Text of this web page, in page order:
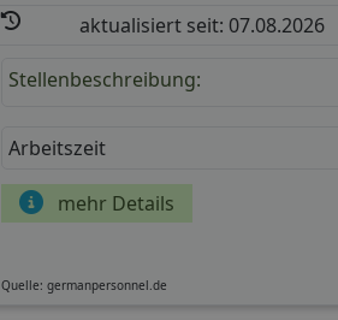
aktualisiert seit: 07.08.2026
Stellenbeschreibung:
Arbeitszeit
mehr Details
Quelle: germanpersonnel.de